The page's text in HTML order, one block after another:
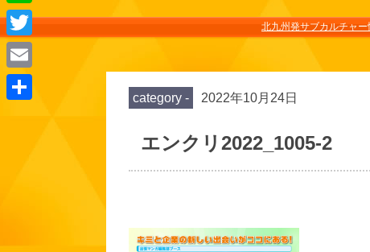
北九州発サブカルチャー
category - 2022年10月24日
エンクリ2022_1005-2
Line
Twitter
Email